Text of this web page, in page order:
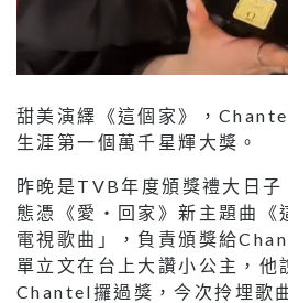
甜美演繹《這個家》，
生涯第一個萬千星輝大獎。
昨晚是TVB年度頒獎禮大日
態憑《愛‧回家》新主題曲《
電視歌曲」，負責頒獎給
單立文在台上大讚小公主，他
Chantel攞過獎，今次拎埋歌